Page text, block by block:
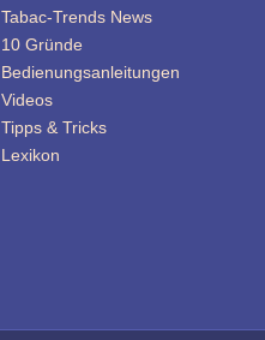
Tabac-Trends News
10 Gründe
Bedienungsanleitungen
Videos
Tipps & Tricks
Lexikon